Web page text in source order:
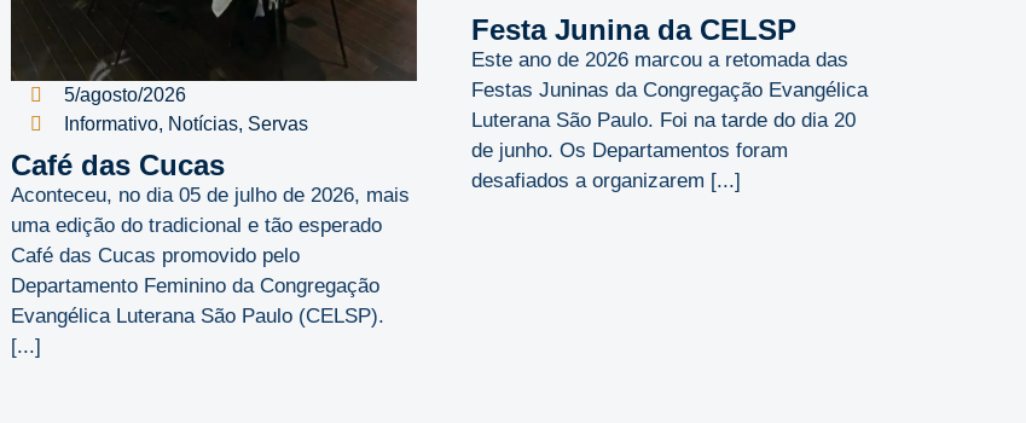
5/agosto/2026
Informativo, Notícias, Servas
Café das Cucas
Aconteceu, no dia 05 de julho de 2026, mais
uma edição do tradicional e tão esperado
Café das Cucas promovido pelo
Departamento Feminino da Congregação
Evangélica Luterana São Paulo (CELSP).
[...]
Festa Junina da CELSP
Este ano de 2026 marcou a retomada das
Festas Juninas da Congregação Evangélica
Luterana São Paulo. Foi na tarde do dia 20
de junho. Os Departamentos foram
desafiados a organizarem [...]